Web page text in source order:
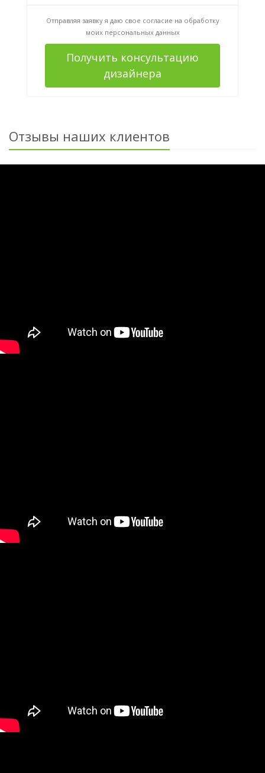
Отправляя заявку я даю свое согласие на обработку
моих персональных данных
Получить консультацию
дизайнера
Отзывы наших клиентов